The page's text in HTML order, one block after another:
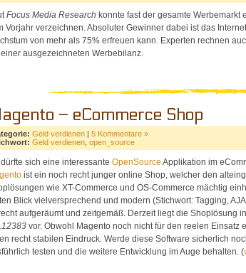
Focus Media Research konnte fast der gesamte Werbemarkt
Vorjahr verzeichnen. Absoluter Gewinner dabei ist das
von mehr als 75% erfreuen kann. Experten rechnen
ausgezeichneten Werbebilanz.
– eCommerce Shop
Geld verdienen | 5 Kommentare »
Geld verdienen open_source
sich eine interessante OpenSource Applikation im
ist ein noch recht junger online Shop, welcher den
wie XT-Commerce und OS-Commerce mächtig
Blick vielversprechend und modern (Stichwort: Tagging,
aufgeräumt und zeitgemäß. Derzeit liegt die Shoplösung
vor. Obwohl Magento noch nicht für den reelen Einsatz
recht stabilen Eindruck. Werde diese Software sicherlich
testen und die weitere Entwicklung im Auge behalten. (